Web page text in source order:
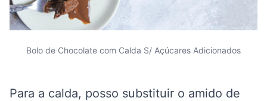
Bolo de Chocolate com Calda S/ Açúcares Adicionados
Para a calda, posso substituir o amido de